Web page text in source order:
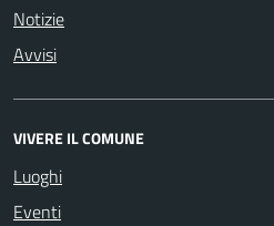
Notizie
Avvisi
VIVERE IL COMUNE
Luoghi
Eventi